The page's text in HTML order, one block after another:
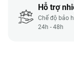
Hỗ trợ
Chế độ bảo
24h - 48h